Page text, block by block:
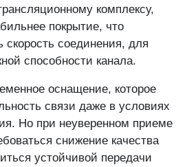
комплексу,
покрытие, что
скорость соединения, для
способности канала.
оснащение, которое
связи даже в условиях
Но при неуверенном приеме
снижение качества
устойчивой передачи